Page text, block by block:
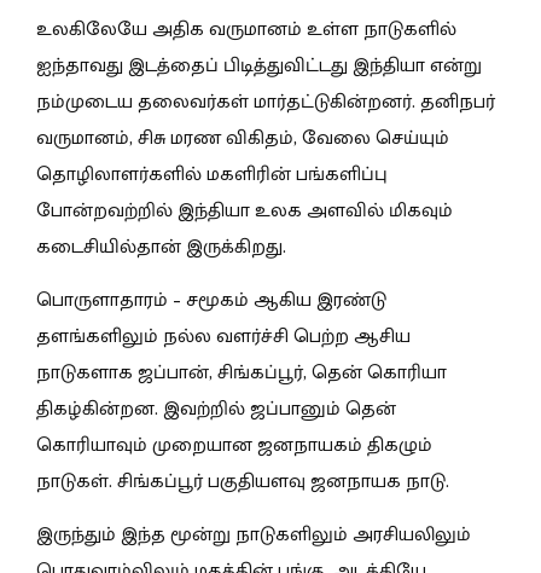
உலகிலேயே அதிக வருமானம் உள்ள நாடுகளில்
ஐந்தாவது இடத்தைப் பிடித்துவிட்டது இந்தியா என்று
நம்முடைய தலைவர்கள் மார்தட்டுகின்றனர். தனிநபர்
வருமானம், சிசு மரண விகிதம், வேலை செய்யும்
தொழிலாளர்களில் மகளிரின் பங்களிப்பு
போன்றவற்றில் இந்தியா உலக அளவில் மிகவும்
கடைசியில்தான் இருக்கிறது.
பொருளாதாரம் – சமூகம் ஆகிய இரண்டு
தளங்களிலும் நல்ல வளர்ச்சி பெற்ற ஆசிய
நாடுகளாக ஜப்பான், சிங்கப்பூர், தென் கொரியா
திகழ்கின்றன. இவற்றில் ஜப்பானும் தென்
கொரியாவும் முறையான ஜனநாயகம் திகழும்
நாடுகள். சிங்கப்பூர் பகுதியளவு ஜனநாயக நாடு.
இருந்தும் இந்த மூன்று நாடுகளிலும் அரசியலிலும்